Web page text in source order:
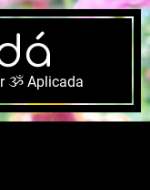
ૐ Aplicada